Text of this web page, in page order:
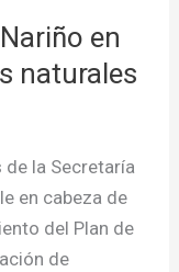
en
naturales
de la Secretaría
en cabeza de
del Plan de
de